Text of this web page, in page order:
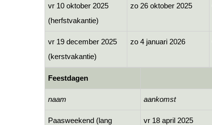
vr 10 oktober 2025
(herfstvakantie)
zo 26 oktober 2025
vr 19 december 2025
(kerstvakantie)
zo 4 januari 2026
Feestdagen
naam aankomst
Paasweekend (lang
vr 18 april 2025